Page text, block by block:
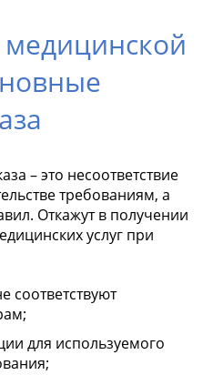
– это несоответствие
требованиям, а
Откажут в получении
услуг при
для используемого